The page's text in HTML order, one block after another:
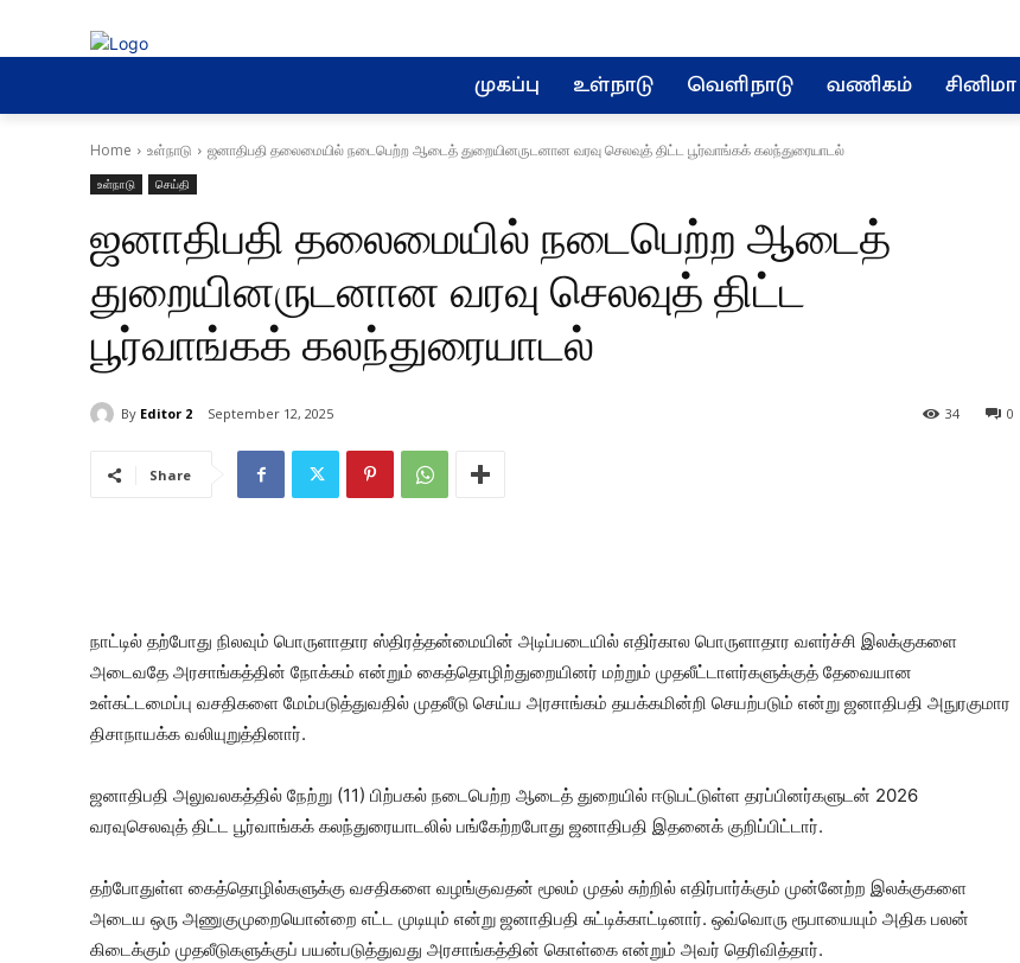
முகப்பு உள்நாடு வெளிநாடு வணிகம் சினிமா
Home உள்நாடு ஜனாதிபதி தலைமையில் நடைபெற்ற ஆடைத் துறையினருடனான வரவு செலவுத் திட்ட பூர்வாங்கக் கலந்துரையாடல்
உள்நாடு செய்தி
ஜனாதிபதி தலைமையில் நடைபெற்ற ஆடைத்
துறையினருடனான வரவு செலவுத் திட்ட
பூர்வாங்கக் கலந்துரையாடல்
By Editor 2 September 12, 2025 0
34
Share
நாட்டில் தற்போது நிலவும் பொருளாதார ஸ்திரத்தன்மையின் அடிப்படையில் எதிர்கால பொருளாதார வளர்ச்சி இலக்குகளை
அடைவதே அரசாங்கத்தின் நோக்கம் என்றும் கைத்தொழிற்துறையினர் மற்றும் முதலீட்டாளர்களுக்குத் தேவையான
உள்கட்டமைப்பு வசதிகளை மேம்படுத்துவதில் முதலீடு செய்ய அரசாங்கம் தயக்கமின்றி செயற்படும் என்று ஜனாதிபதி அநுரகுமார
திசாநாயக்க வலியுறுத்தினார்.
ஜனாதிபதி அலுவலகத்தில் நேற்று (11) பிற்பகல் நடைபெற்ற ஆடைத் துறையில் ஈடுபட்டுள்ள தரப்பினர்களுடன் 2026
வரவுசெலவுத் திட்ட பூர்வாங்கக் கலந்துரையாடலில் பங்கேற்றபோது ஜனாதிபதி இதனைக் குறிப்பிட்டார்.
தற்போதுள்ள கைத்தொழில்களுக்கு வசதிகளை வழங்குவதன் மூலம் முதல் சுற்றில் எதிர்பார்க்கும் முன்னேற்ற இலக்குகளை
அடைய ஒரு அணுகுமுறையொன்றை எட்ட முடியும் என்று ஜனாதிபதி சுட்டிக்காட்டினார். ஒவ்வொரு ரூபாயையும் அதிக பலன்
கிடைக்கும் முதலீடுகளுக்குப் பயன்படுத்துவது அரசாங்கத்தின் கொள்கை என்றும் அவர் தெரிவித்தார்.